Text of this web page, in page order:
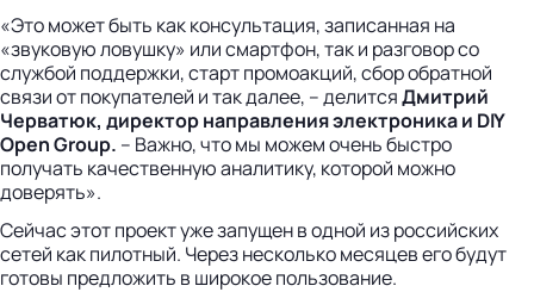
«Это может быть как консультация, записанная на
«звуковую ловушку» или смартфон, так и разговор со
службой поддержки, старт промоакций, сбор обратной
связи от покупателей и так далее, – делитсяДмитрий
Черватюк, директор направления электроника и DIY
Open Group. – Важно, что мы можем очень быстро
получать качественную аналитику, которой можно
доверять».
Сейчас этот проект уже запущен в одной из российских
сетей как пилотный. Через несколько месяцев его будут
готовы предложить в широкое пользование.